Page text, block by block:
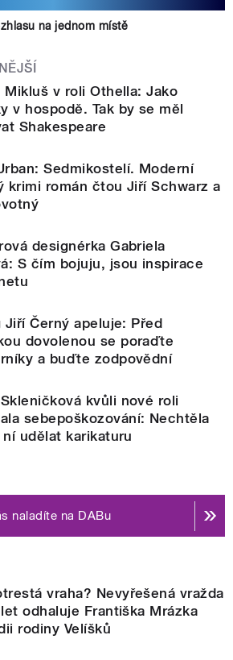
na jednom místě
Mikluš v roli Othella: Jako
v hospodě. Tak by se měl
Shakespeare
Sedmikostelí. Moderní
krimi román čtou Jiří Schwarz a
designérka Gabriela
S čím bojuju, jsou inspirace
Jiří Černý apeluje: Před
dovolenou se poraďte
a buďte zodpovědní
kvůli nové roli
sebepoškozování: Nechtěla
udělat karikaturu
naladíte na DABu
vraha? Nevyřešená vražda
odhaluje Františka Mrázka
rodiny Velíšků